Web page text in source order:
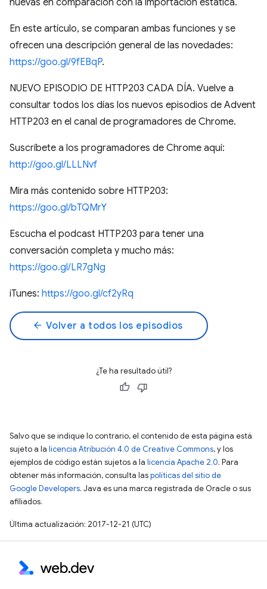
nuevas en comparación con la importación estática.
En este artículo, se comparan ambas funciones y se
ofrecen una descripción general de las novedades:
https://goo.gl/9fEBqP.
NUEVO EPISODIO DE HTTP203 CADA DÍA. Vuelve a
consultar todos los días los nuevos episodios de Advent
HTTP203 en el canal de programadores de Chrome.
Suscríbete a los programadores de Chrome aquí:
http://goo.gl/LLLNvf
Mira más contenido sobre HTTP203:
https://goo.gl/bTQMrY
Escucha el podcast HTTP203 para tener una
conversación completa y mucho más:
https://goo.gl/LR7gNg
iTunes: https://goo.gl/cf2yRq
arrow_back Volver a todos los episodios
¿Te ha resultado útil?
Salvo que se indique lo contrario, el contenido de esta página está
sujeto a la licencia Atribución 4.0 de Creative Commons, y los
ejemplos de código están sujetos a la licencia Apache 2.0. Para
obtener más información, consulta laspolíticas del sitio de
Google Developers. Java es una marca registrada de Oracle o sus
afiliados.
Última actualización: 2017-12-21 (UTC)